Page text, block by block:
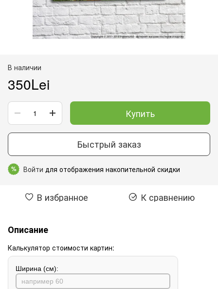
В наличии
350Lei
Купить
Быстрый заказ
% Войти для отображения накопительной скидки
В избранное К сравнению
Описание
Калькулятор стоимости картин:
Ширина (см):